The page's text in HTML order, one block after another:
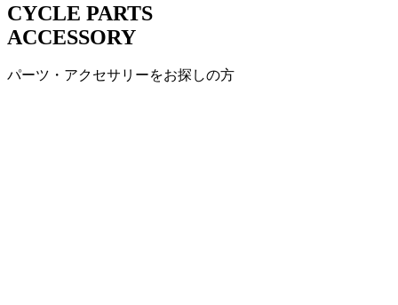
CYCLE PARTS
ACCESSORY
パーツ・アクセサリーをお探しの方